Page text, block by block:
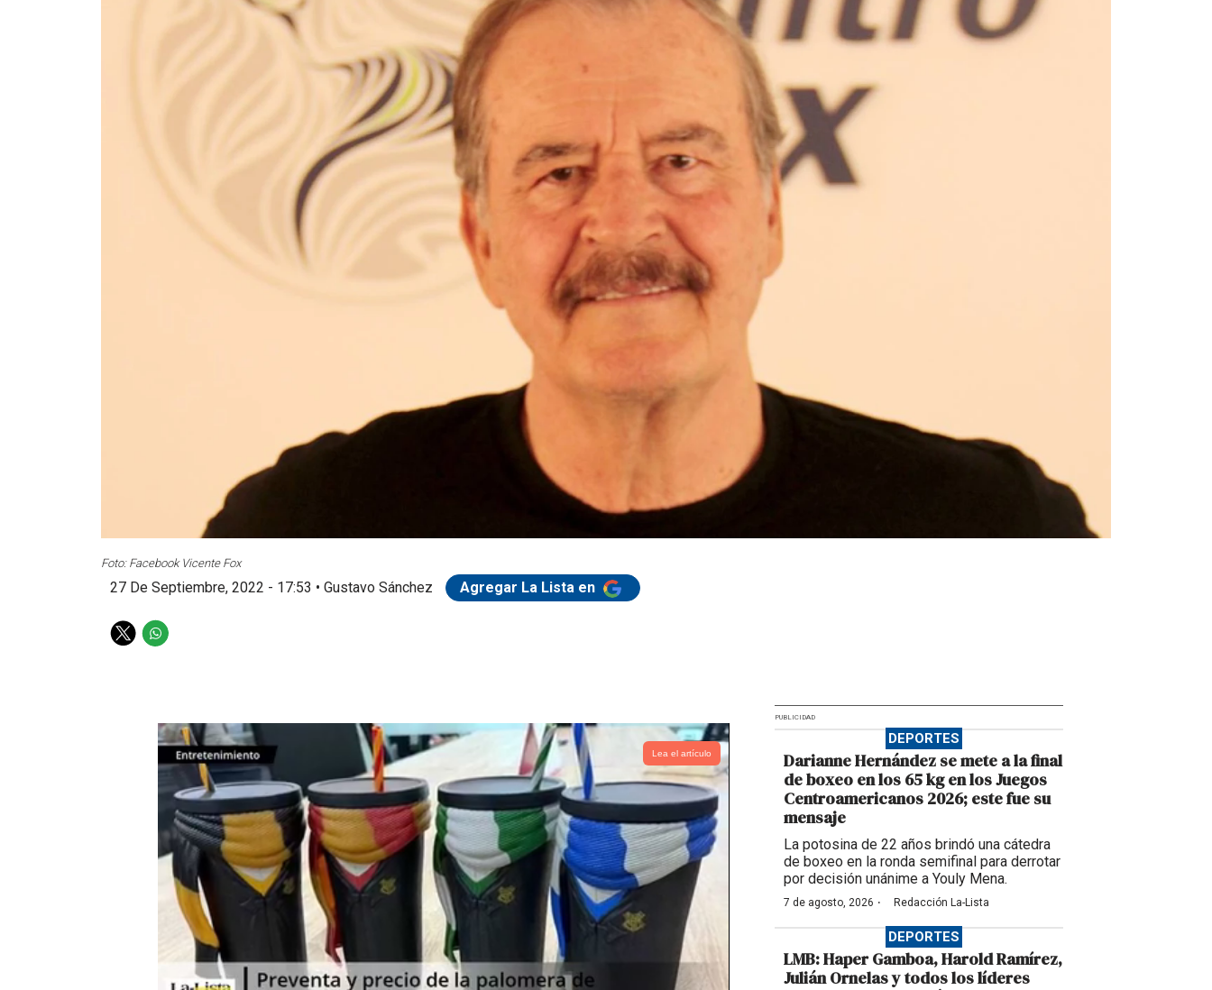
Foto: Facebook Vicente Fox
27 De Septiembre, 2022 - 17:53 • Gustavo Sánchez Agregar La Lista en
T
W
a
p
Lea el artículo
PUBLICIDAD
DEPORTES
Darianne Hernández se mete a la final
de boxeo en los 65 kg en los Juegos
Centroamericanos 2026; este fue su
mensaje
La potosina de 22 años brindó una cátedra
de boxeo en la ronda semifinal para derrotar
por decisión unánime a Youly Mena.
7 de agosto, 2026 · Redacción La-Lista
DEPORTES
LMB: Haper Gamboa, Harold Ramírez,
Julián Ornelas y todos los líderes